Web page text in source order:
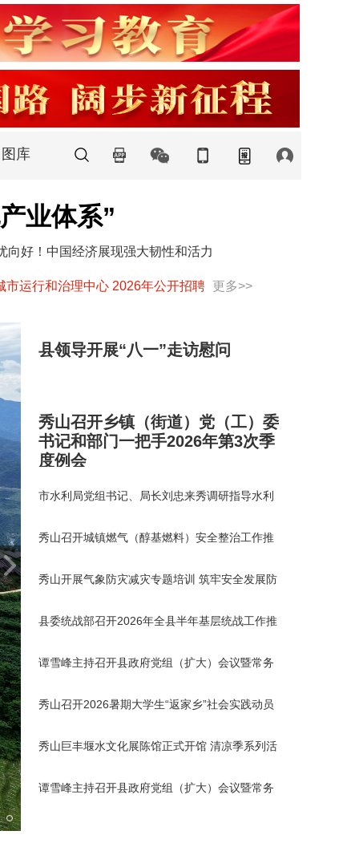
图库
业体系”
向好！中国经济展现强大韧性和活力
2026年公开招聘临时驾驶员的公告 关于拟强制注销秀山汽
更多>>
县领导开展“八一”走访慰问
秀山召开乡镇（街道）党（工）委
书记和部门一把手2026年第3次季
度例会
市水利局党组书记、局长刘忠来秀调研指导水利
秀山召开城镇燃气（醇基燃料）安全整治工作推
秀山开展气象防灾减灾专题培训 筑牢安全发展防
县委统战部召开2026年全县半年基层统战工作推
谭雪峰主持召开县政府党组（扩大）会议暨常务
秀山召开2026暑期大学生“返家乡”社会实践动员
秀山巨丰堰水文化展陈馆正式开馆 清凉季系列活
谭雪峰主持召开县政府党组（扩大）会议暨常务